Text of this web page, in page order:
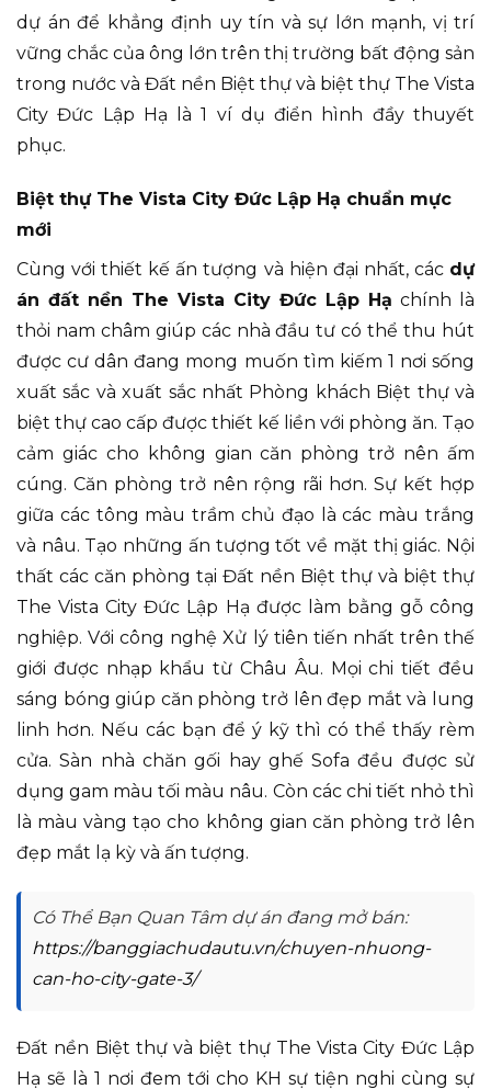
dự án để khẳng định uy tín và sự lớn mạnh, vị trí
vững chắc của ông lớn trên thị trường bất động sản
trong nước và Đất nền Biệt thự và biệt thự The Vista
City Đức Lập Hạ là 1 ví dụ điển hình đầy thuyết
phục.
Biệt thự The Vista City Đức Lập Hạ chuẩn mực
mới
Cùng với thiết kế ấn tượng và hiện đại nhất, các dự
án đất nền The Vista City Đức Lập Hạ chính là
thỏi nam châm giúp các nhà đầu tư có thể thu hút
được cư dân đang mong muốn tìm kiếm 1 nơi sống
xuất sắc và xuất sắc nhất Phòng khách Biệt thự và
biệt thự cao cấp được thiết kế liền với phòng ăn. Tạo
cảm giác cho không gian căn phòng trở nên ấm
cúng. Căn phòng trở nên rộng rãi hơn. Sự kết hợp
giữa các tông màu trầm chủ đạo là các màu trắng
và nâu. Tạo những ấn tượng tốt về mặt thị giác. Nội
thất các căn phòng tại Đất nền Biệt thự và biệt thự
The Vista City Đức Lập Hạ được làm bằng gỗ công
nghiệp. Với công nghệ Xử lý tiên tiến nhất trên thế
giới được nhạp khẩu từ Châu Âu. Mọi chi tiết đều
sáng bóng giúp căn phòng trở lên đẹp mắt và lung
linh hơn. Nếu các bạn để ý kỹ thì có thể thấy rèm
cửa. Sàn nhà chăn gối hay ghế Sofa đều được sử
dụng gam màu tối màu nâu. Còn các chi tiết nhỏ thì
là màu vàng tạo cho không gian căn phòng trở lên
đẹp mắt lạ kỳ và ấn tượng.
Có Thể Bạn Quan Tâm dự án đang mở bán:
https://banggiachudautu.vn/chuyen-nhuong-
can-ho-city-gate-3/
Đất nền Biệt thự và biệt thự The Vista City Đức Lập
Hạ sẽ là 1 nơi đem tới cho KH sự tiện nghi cùng sự